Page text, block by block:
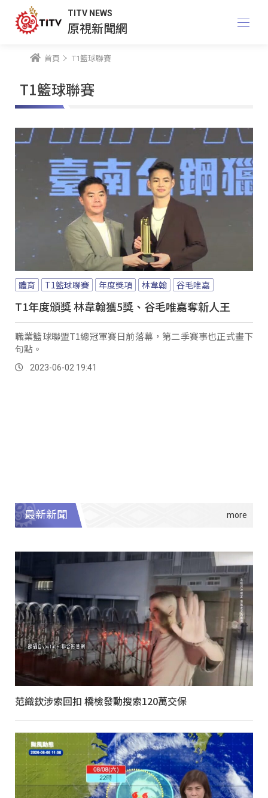
TITV NEWS
原視新聞網
首頁 T1籃球聯賽
T1籃球聯賽
體育 T1籃球聯賽 年度獎項 林韋翰 谷毛唯嘉
T1年度頒獎 林韋翰獲5獎、谷毛唯嘉奪新人王
職業籃球聯盟T1總冠軍賽日前落幕，第二季賽事也正式畫下
句點。
2023-06-02 19:41
最新新聞
范織欽涉索回扣 橋檢發動搜索120萬交保